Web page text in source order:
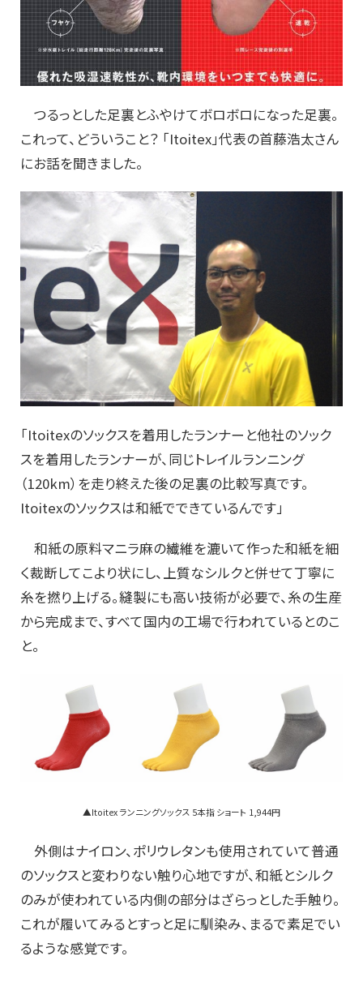
つるっとした足裏とふやけてボロボロになった足裏。
これって、どういうこと？ 「Itoitex」代表の首藤浩太さん
にお話を聞きました。
「Itoitexのソックスを着用したランナーと他社のソック
スを着用したランナーが、同じトレイルランニング
（120km）を走り終えた後の足裏の比較写真です。
Itoitexのソックスは和紙でできているんです」
和紙の原料マニラ麻の繊維を漉いて作った和紙を細
く裁断してこより状にし、上質なシルクと併せて丁寧に
糸を撚り上げる。縫製にも高い技術が必要で、糸の生産
から完成まで、すべて国内の工場で行われているとのこ
と。
▲Itoitex ランニングソックス 5本指 ショート 1,944円
外側はナイロン、ポリウレタンも使用されていて普通
のソックスと変わりない触り心地ですが、和紙とシルク
のみが使われている内側の部分はざらっとした手触り。
これが履いてみるとすっと足に馴染み、まるで素足でい
るような感覚です。